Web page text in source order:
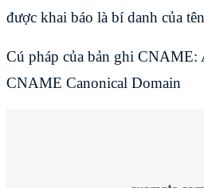
được khai báo là bí danh của
Cú pháp của bản ghi CNAME:
CNAME Canonical Domain